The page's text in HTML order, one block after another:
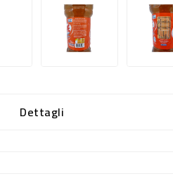
Dettagli